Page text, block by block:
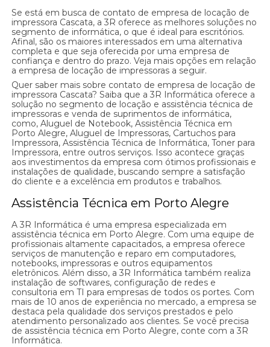
Se está em busca de contato de empresa de locação de
impressora Cascata, a 3R oferece as melhores soluções no
segmento de informática, o que é ideal para escritórios.
Afinal, são os maiores interessados em uma alternativa
completa e que seja oferecida por uma empresa de
confiança e dentro do prazo. Veja mais opções em relação
a empresa de locação de impressoras a seguir.
Quer saber mais sobre contato de empresa de locação de
impressora Cascata? Saiba que a 3R Informática oferece a
solução no segmento de locação e assistência técnica de
impressoras e venda de suprimentos de informática,
como, Aluguel de Notebook, Assistência Técnica em
Porto Alegre, Aluguel de Impressoras, Cartuchos para
Impressora, Assistência Técnica de Informática, Toner para
Impressora, entre outros serviços. Isso acontece graças
aos investimentos da empresa com ótimos profissionais e
instalações de qualidade, buscando sempre a satisfação
do cliente e a excelência em produtos e trabalhos.
Assistência Técnica em Porto Alegre
A 3R Informática é uma empresa especializada em
assistência técnica em Porto Alegre. Com uma equipe de
profissionais altamente capacitados, a empresa oferece
serviços de manutenção e reparo em computadores,
notebooks, impressoras e outros equipamentos
eletrônicos. Além disso, a 3R Informática também realiza
instalação de softwares, configuração de redes e
consultoria em TI para empresas de todos os portes. Com
mais de 10 anos de experiência no mercado, a empresa se
destaca pela qualidade dos serviços prestados e pelo
atendimento personalizado aos clientes. Se você precisa
de assistência técnica em Porto Alegre, conte com a 3R
Informática.